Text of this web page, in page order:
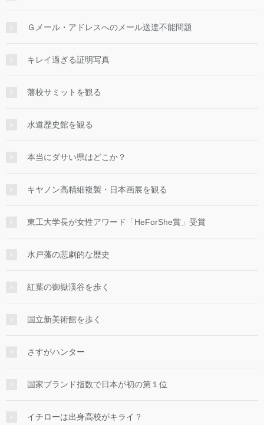
Ｇメール・アドレスへのメール送達不能問題
キレイ過ぎる証明写真
藩校サミットを観る
水道歴史館を観る
本当にダサい県はどこか？
キヤノン高精細複製・日本画展を観る
東工大学長が女性アワード「HeForShe賞」受賞
水戸藩の悲劇的な歴史
紅葉の御嶽渓谷を歩く
国立新美術館を歩く
さすがハンター
国家ブランド指数で日本が初の第１位
イチローは出身高校がキライ？